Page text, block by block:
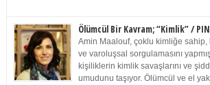
Ölümcül Bir Kavram; “Kimlik” /
Amin Maalouf, çoklu kimliğe sahip,
ve varoluşsal sorgulamasını
kişiliklerin kimlik savaşlarını ve
umudunu taşıyor. Ölümcül ve el